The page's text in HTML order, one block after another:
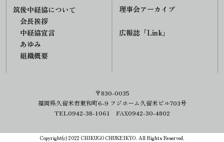
筑後中経協について
会長挨拶
中経協宣言
あゆみ
組織概要
理事会アーカイブ
広報誌「Link」
〒830-0035
福岡県久留米市東和町6-9 フジホーム久留米ビル703号
TEL0942-38-1061 FAX0942-30-4802
Copyright(c) 2022 CHIKUGO CHUKEIKYO. All Rights Reserved.